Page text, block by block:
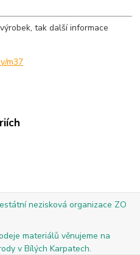
tak další informace
m37
nezisková organizace ZO
materiálů věnujeme na
v Bílých Karpatech.